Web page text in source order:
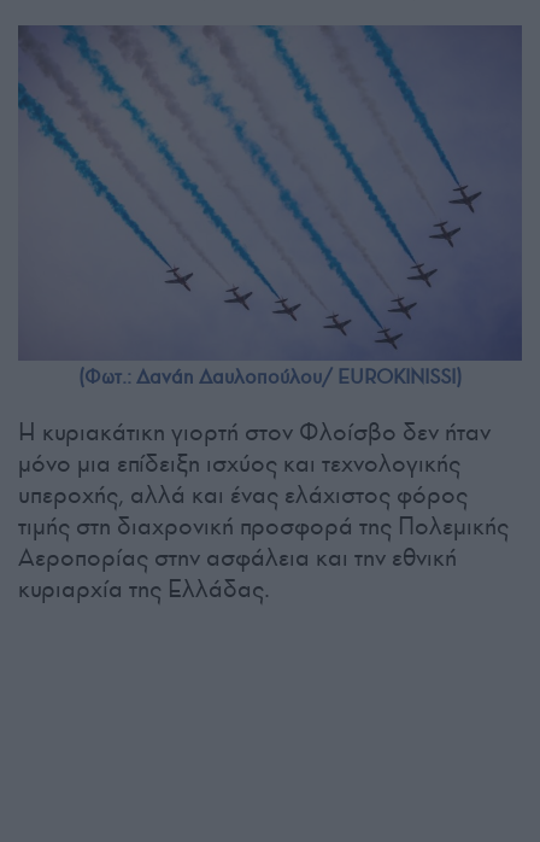
(Φωτ.: Δανάη Δαυλοπούλου/ EUROKINISSI)
Η κυριακάτικη γιορτή στον Φλοίσβο δεν ήταν
μόνο μια επίδειξη ισχύος και τεχνολογικής
υπεροχής, αλλά και ένας ελάχιστος φόρος
τιμής στη διαχρονική προσφορά της Πολεμικής
Αεροπορίας στην ασφάλεια και την εθνική
κυριαρχία της Ελλάδας.